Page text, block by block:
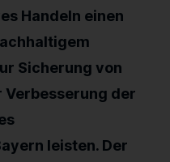
Handeln einen
Sicherung von
der
leisten. Der